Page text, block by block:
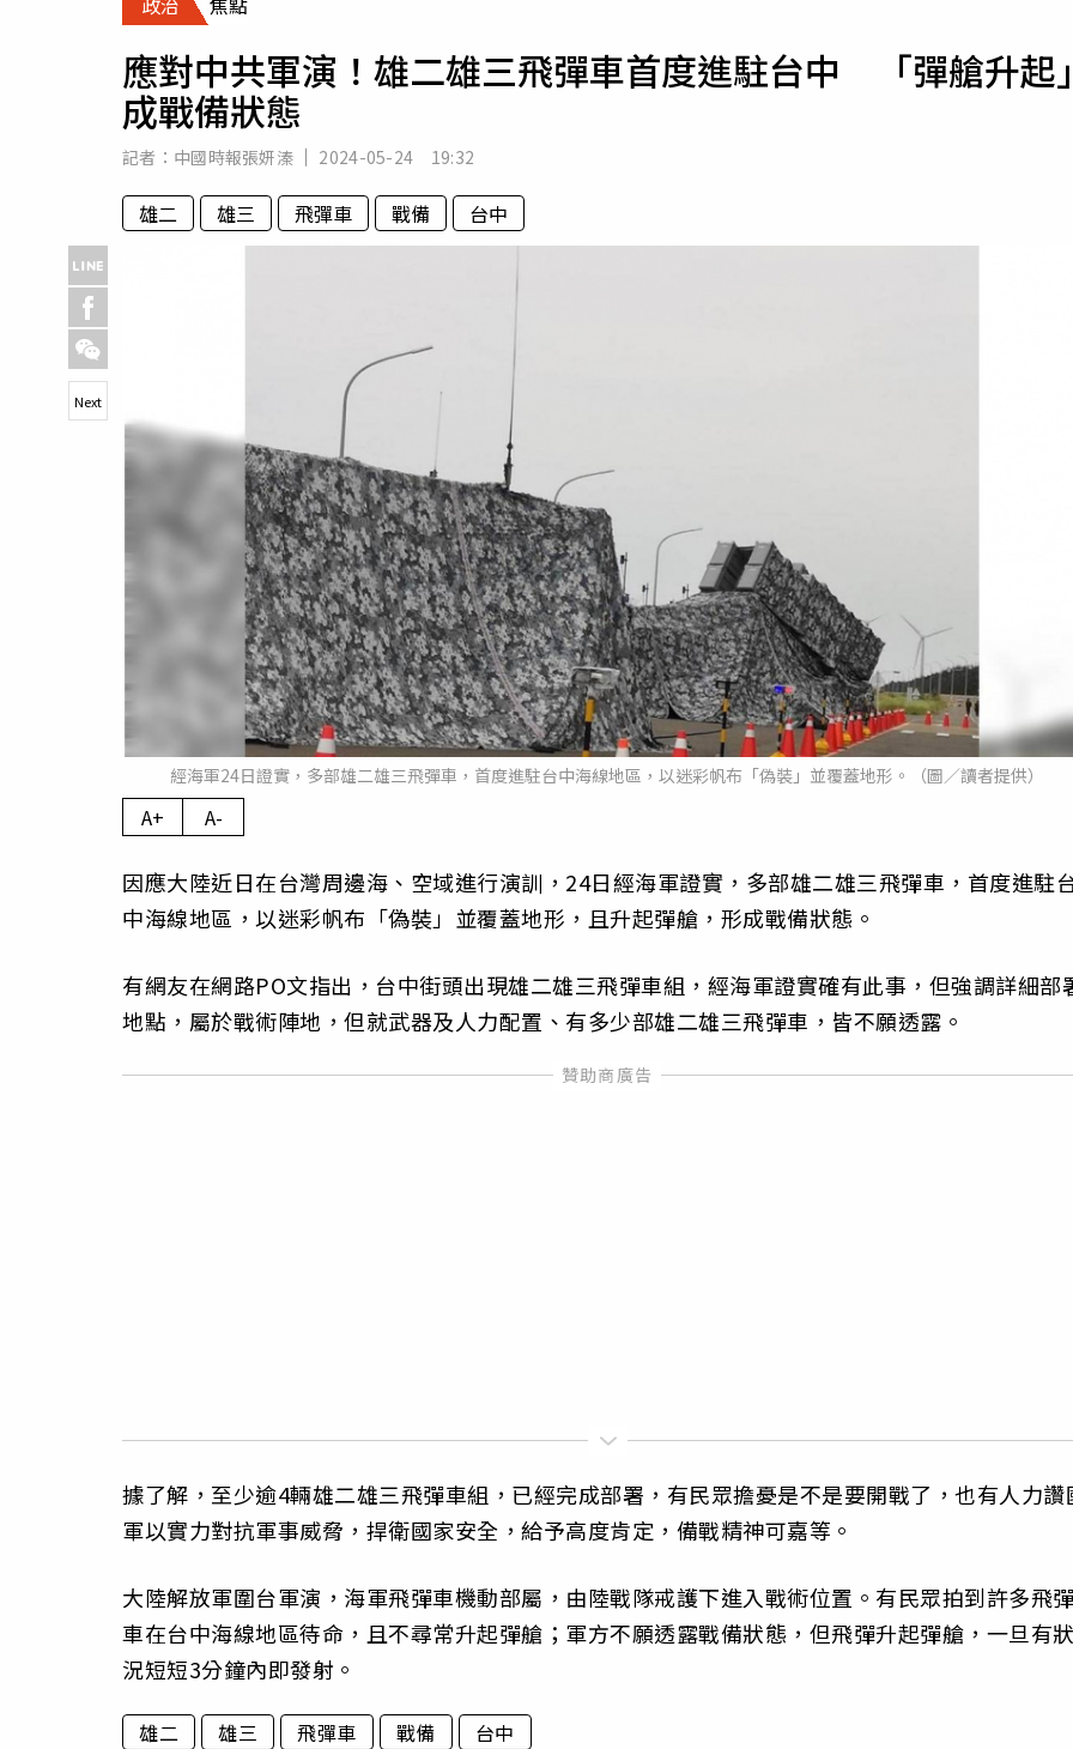
專欄
運勢
應對中共軍演！雄二雄三飛彈車首度進駐台中 「彈艙升起
成戰備狀態
記者： 中國時報張妍溱 2024-05-24 19:32
雄二 雄三 飛彈車 戰備 台中
經海軍24日證實，多部雄二雄三飛彈車，首度進駐台中海線地區，以迷彩帆布「偽裝」並覆蓋地形。（圖／讀者提供）
Next
A+ A-
因應大陸近日在台灣周邊海、空域進行演訓，24日經海軍證實，多部雄二雄三飛彈車，首度進駐
中海線地區，以迷彩帆布「偽裝」並覆蓋地形，且升起彈艙，形成戰備狀態。
有網友在網路PO文指出，台中街頭出現雄二雄三飛彈車組，經海軍證實確有此事，但強調詳細部
地點，屬於戰術陣地，但就武器及人力配置、有多少部雄二雄三飛彈車，皆不願透露。
據了解，至少逾4輛雄二雄三飛彈車組，已經完成部署，有民眾擔憂是不是要開戰了，也有人力讚
軍以實力對抗軍事威脅，捍衛國家安全，給予高度肯定，備戰精神可嘉等。
大陸解放軍圍台軍演，海軍飛彈車機動部屬，由陸戰隊戒護下進入戰術位置。有民眾拍到許多飛
車在台中海線地區待命，且不尋常升起彈艙；軍方不願透露戰備狀態，但飛彈升起彈艙，一旦有
況短短3分鐘內即發射。
雄二 雄三 飛彈車 戰備 台中